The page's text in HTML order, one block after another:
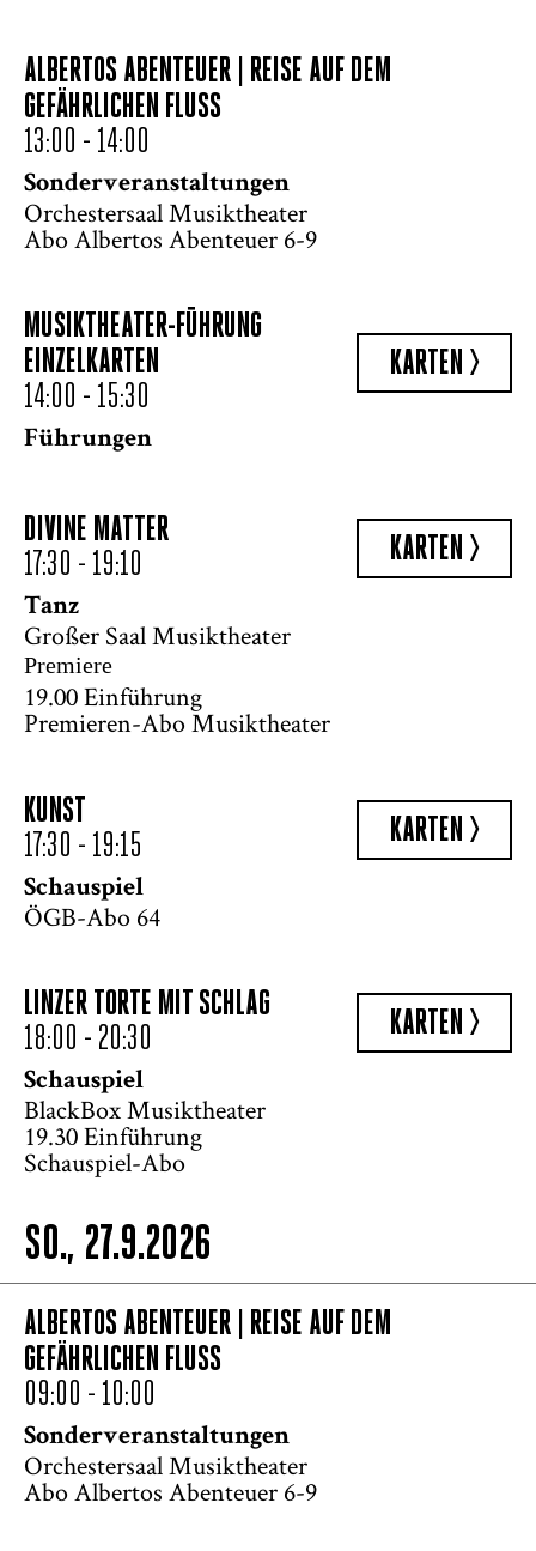
ALBERTOS ABENTEUER | REISE AUF DEM
GEFÄHRLICHEN FLUSS
13:00 - 14:00
Sonderveranstaltungen
Orchestersaal Musiktheater
Abo Albertos Abenteuer 6-9
MUSIKTHEATER-FÜHRUNG
EINZELKARTEN
14:00 - 15:30
KARTEN >
Führungen
DIVINE MATTER
17:30 - 19:10
KARTEN >
Tanz
Großer Saal Musiktheater
Premiere
19.00 Einführung
Premieren-Abo Musiktheater
KUNST
17:30 - 19:15
KARTEN >
Schauspiel
ÖGB-Abo 64
LINZER TORTE MIT SCHLAG
18:00 - 20:30
KARTEN >
Schauspiel
BlackBox Musiktheater
19.30 Einführung
Schauspiel-Abo
SO., 27.9.2026
ALBERTOS ABENTEUER | REISE AUF DEM
GEFÄHRLICHEN FLUSS
09:00 - 10:00
Sonderveranstaltungen
Orchestersaal Musiktheater
Abo Albertos Abenteuer 6-9